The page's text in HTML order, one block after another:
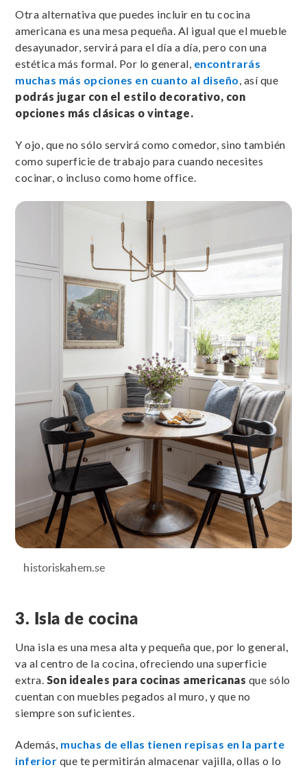
Otra alternativa que puedes incluir en tu cocina
americana es una mesa pequeña. Al igual que el mueble
desayunador, servirá para el día a día, pero con una
estética más formal. Por lo general, encontrarás
muchas más opciones en cuanto al diseño, así que
podrás jugar con el estilo decorativo, con
opciones más clásicas o vintage.
Y ojo, que no sólo servirá como comedor, sino también
como superficie de trabajo para cuando necesites
cocinar, o incluso como home office.
historiskahem.se
3. Isla de cocina
Una isla es una mesa alta y pequeña que, por lo general,
va al centro de la cocina, ofreciendo una superficie
extra. Son ideales para cocinas americanas que sólo
cuentan con muebles pegados al muro, y que no
siempre son suficientes.
Además, muchas de ellas tienen repisas en la parte
inferior que te permitirán almacenar vajilla, ollas o lo